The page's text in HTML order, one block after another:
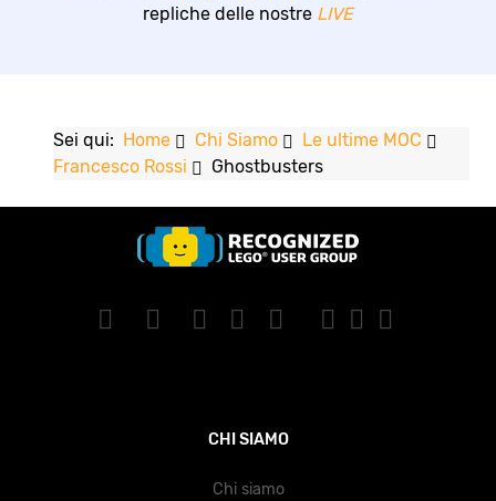
repliche delle nostre LIVE
Sei qui: Home Chi Siamo
Le ultime MOC
Francesco Rossi
Ghostbusters
CHI SIAMO
Chi siamo